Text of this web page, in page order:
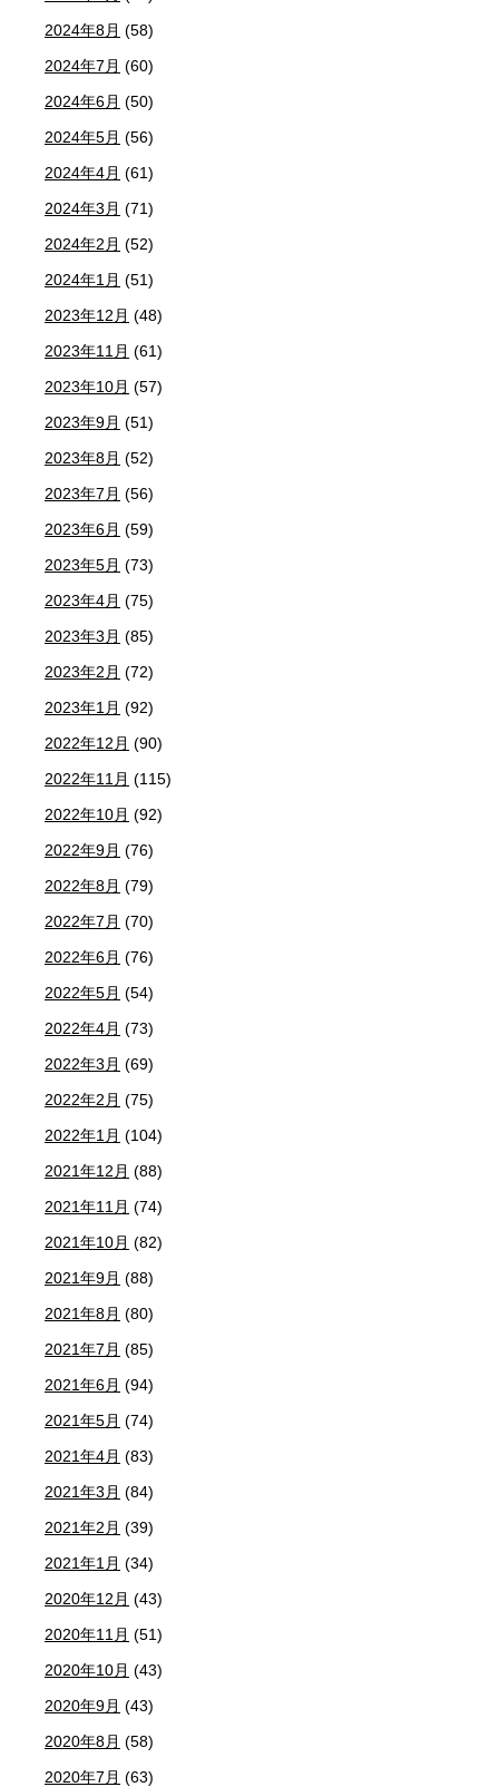
2024年8月 (58)
2024年7月 (60)
2024年6月 (50)
2024年5月 (56)
2024年4月 (61)
2024年3月 (71)
2024年2月 (52)
2024年1月 (51)
2023年12月 (48)
2023年11月 (61)
2023年10月 (57)
2023年9月 (51)
2023年8月 (52)
2023年7月 (56)
2023年6月 (59)
2023年5月 (73)
2023年4月 (75)
2023年3月 (85)
2023年2月 (72)
2023年1月 (92)
2022年12月 (90)
2022年11月 (115)
2022年10月 (92)
2022年9月 (76)
2022年8月 (79)
2022年7月 (70)
2022年6月 (76)
2022年5月 (54)
2022年4月 (73)
2022年3月 (69)
2022年2月 (75)
2022年1月 (104)
2021年12月 (88)
2021年11月 (74)
2021年10月 (82)
2021年9月 (88)
2021年8月 (80)
2021年7月 (85)
2021年6月 (94)
2021年5月 (74)
2021年4月 (83)
2021年3月 (84)
2021年2月 (39)
2021年1月 (34)
2020年12月 (43)
2020年11月 (51)
2020年10月 (43)
2020年9月 (43)
2020年8月 (58)
2020年7月 (63)